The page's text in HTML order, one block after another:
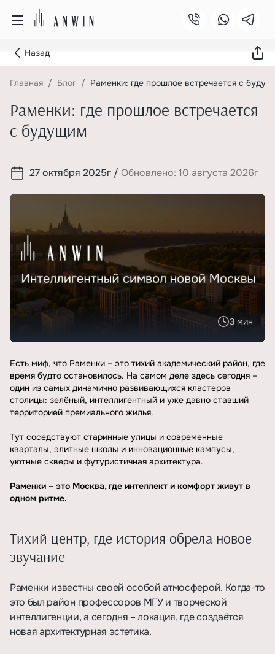
Назад
Главная Блог Раменки: где прошлое встречается с
Раменки: где прошлое встречается
с будущим
27 октября 2025г / Обновлено: 10 августа 2026г
3 мин
Есть миф, что Раменки – это тихий академический район, где
время будто остановилось. На самом деле здесь сегодня –
один из самых динамично развивающихся кластеров
столицы: зелёный, интеллигентный и уже давно ставший
территорией премиального жилья.
Тут соседствуют старинные улицы и современные
кварталы, элитные школы и инновационные кампусы,
уютные скверы и футуристичная архитектура.
Раменки – это Москва, где интеллект и комфорт живут в
одном ритме.
Тихий центр, где история обрела новое
звучание
Раменки известны своей особой атмосферой. Когда-то
это был район профессоров МГУ и творческой
интеллигенции, а сегодня – локация, где создаётся
новая архитектурная эстетика.